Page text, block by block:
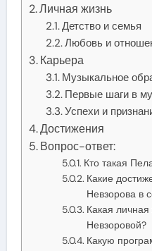
Личная жизнь
Детство и семья
Любовь и
Карьера
Музыкальное
Первые шаги в
Успехи и
Достижения
Вопрос-ответ:
Кто такая
Какие
Невзорова в
Какая
Невзоровой?
Какую